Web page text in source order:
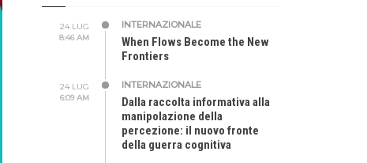
24 LUG
8:46 AM
INTERNAZIONALE
When Flows Become the New
Frontiers
24 LUG
6:09 AM
INTERNAZIONALE
Dalla raccolta informativa alla
manipolazione della
percezione: il nuovo fronte
della guerra cognitiva